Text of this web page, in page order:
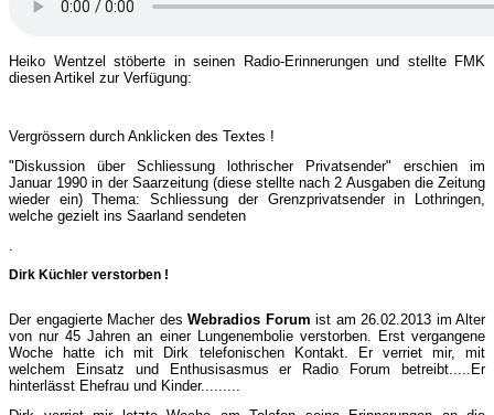
Heiko Wentzel stöberte in seinen Radio-Erinnerungen und stellte FMK
diesen Artikel zur Verfügung:
Vergrössern durch Anklicken des Textes !
"Diskussion über Schliessung lothrischer Privatsender" erschien im
Januar 1990 in der Saarzeitung (diese stellte nach 2 Ausgaben die Zeitung
wieder ein) Thema: Schliessung der Grenzprivatsender in Lothringen,
welche gezielt ins Saarland sendeten
Dirk Küchler verstorben !
Der engagierte Macher des Webradios Forum ist am 26.02.2013 im Alter
von nur 45 Jahren an einer Lungenembolie verstorben. Erst vergangene
Woche hatte ich mit Dirk telefonischen Kontakt. Er verriet mir, mit
welchem Einsatz und Enthusisasmus er Radio Forum betreibt.....Er
hinterlässt Ehefrau und Kinder.........